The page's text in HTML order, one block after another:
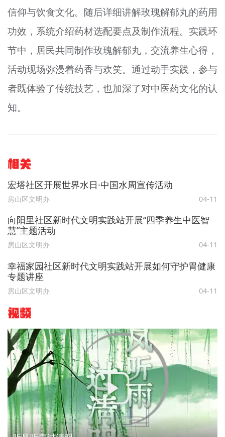
信仰与饮食文化。随后详细讲解玫瑰解郁丸的药用
功效，系统介绍药材选配要点及制作流程。实践环
节中，居民共同制作玫瑰解郁丸，交流养生心得，
活动现场弥漫着药香与欢笑。通过动手实践，参与
者既体验了传统技艺，也加深了对中医药文化的认
知。
相关
宏塔社区开展世界水日·中国水周宣传活动
房山区文明办 04-11
向阳里社区新时代文明实践站开展“四季养生中医智
慧”主题活动
房山区文明办 04-11
幸福家园社区新时代文明实践站开展如何守护胃健康
专题讲座
房山区文明办 04-11
视频